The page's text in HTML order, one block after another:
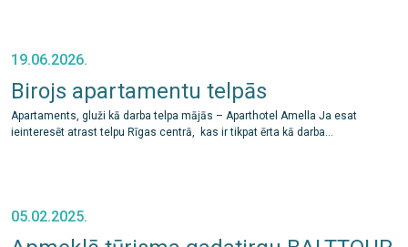
19.06.2026.
Birojs apartamentu telpās
Apartaments, gluži kā darba telpa mājās – Aparthotel Amella Ja esat
ieinteresēt atrast telpu Rīgas centrā, kas ir tikpat ērta kā darba...
05.02.2025.